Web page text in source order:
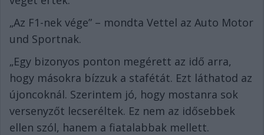
„Az F1-nek vége” – mondta Vettel az Auto Motor
und Sportnak.
„Egy bizonyos ponton megérett az idő arra,
hogy másokra bízzuk a stafétát. Ezt láthatod az
újoncoknál. Szerintem jó, hogy mostanra sok
versenyzőt lecseréltek. Ez nem az idősebbek
ellen szól, hanem a fiatalabbak mellett.